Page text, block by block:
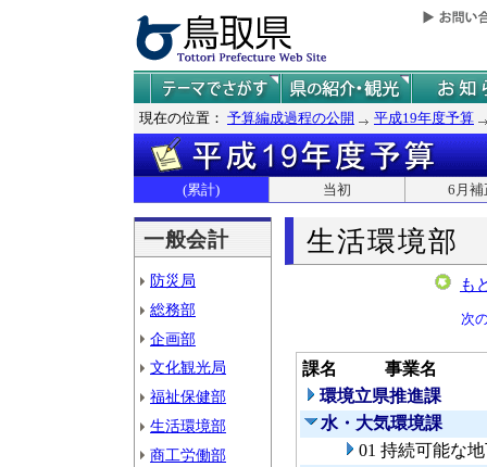
現在の位置： 予算編成過程の公開 平成19年度予算
(累計) 当初 6月補
一般会計
防災局
総務部
企画部
文化観光局
福祉保健部
生活環境部
商工労働部
生活環境部
も
次
課名
事業名
環境立県推進課
水・大気環境課
01 持続可能な